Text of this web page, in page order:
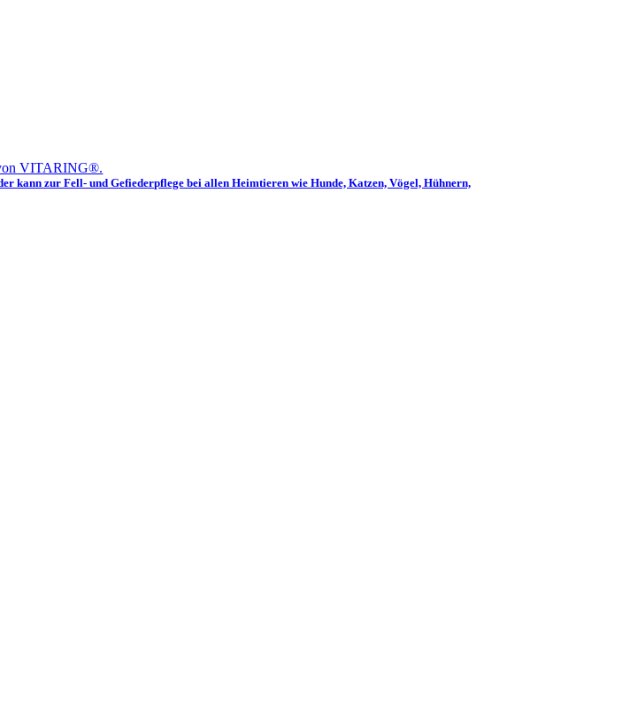
VITARING®.
zur Fell- und Gefiederpflege bei allen Heimtieren wie Hunde, Katzen, Vögel, Hühnern,